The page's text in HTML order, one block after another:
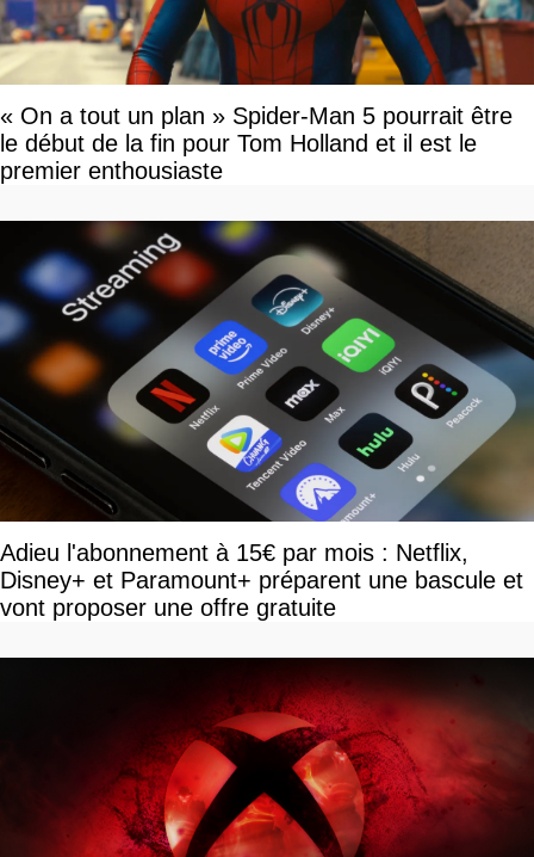
« On a tout un plan » Spider-Man 5 pourrait être
le début de la fin pour Tom Holland et il est le
premier enthousiaste
Adieu l'abonnement à 15€ par mois : Netflix,
Disney+ et Paramount+ préparent une bascule et
vont proposer une offre gratuite